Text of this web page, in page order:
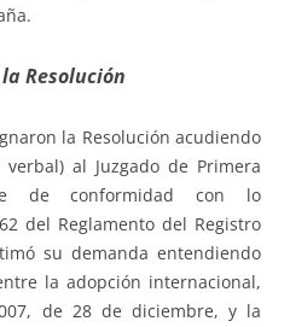
Resolución
la Resolución acudiendo
al Juzgado de Primera
de conformidad con lo
del Reglamento del Registro
su demanda entendiendo
la adopción internacional,
de 28 de diciembre, y la